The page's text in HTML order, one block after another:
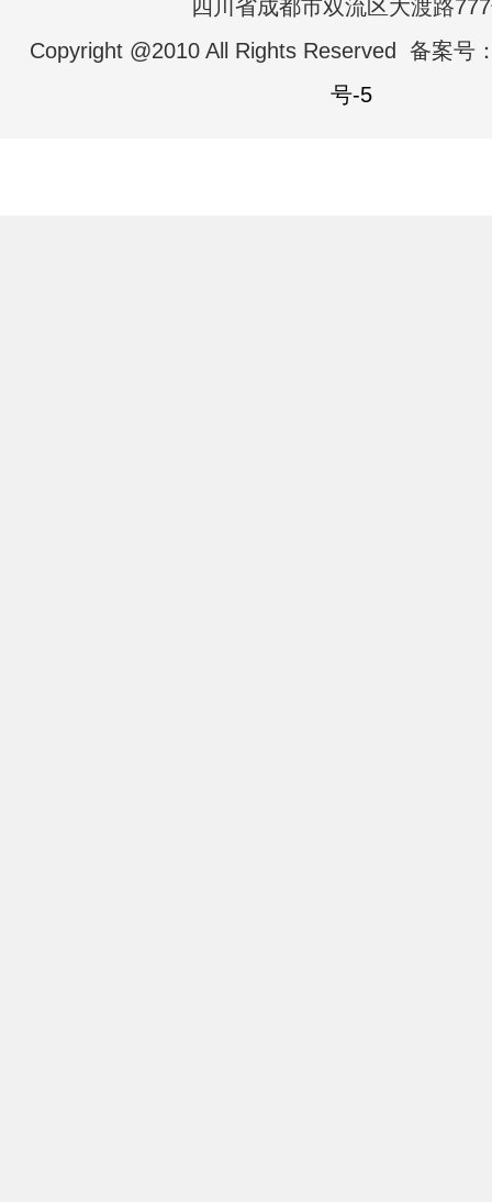
四川省成都市双流区大渡路
Copyright @2010 All Rights Reserved 备案号
号-5